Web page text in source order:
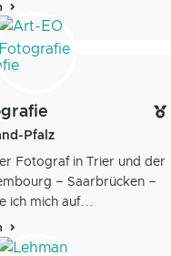
Pfalz
Fotograf in Trier und der
– Saarbrücken –
ich mich auf...